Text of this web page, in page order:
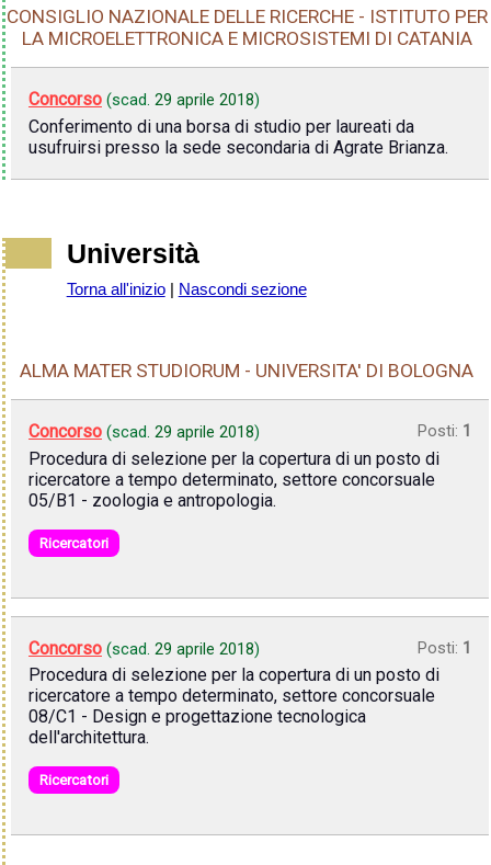
CONSIGLIO NAZIONALE DELLE RICERCHE - ISTITUTO PER
LA MICROELETTRONICA E MICROSISTEMI DI CATANIA
Concorso (scad. 29 aprile 2018)
Conferimento di una borsa di studio per laureati da
usufruirsi presso la sede secondaria di Agrate Brianza.
Università
Torna all'inizio| Nascondi sezione
ALMA MATER STUDIORUM - UNIVERSITA' DI BOLOGNA
Concorso (scad. 29 aprile 2018) Posti: 1
Procedura di selezione per la copertura di un posto di
ricercatore a tempo determinato, settore concorsuale
05/B1 - zoologia e antropologia.
Ricercatori
Concorso (scad. 29 aprile 2018) Posti: 1
Procedura di selezione per la copertura di un posto di
ricercatore a tempo determinato, settore concorsuale
08/C1 - Design e progettazione tecnologica
dell'architettura.
Ricercatori